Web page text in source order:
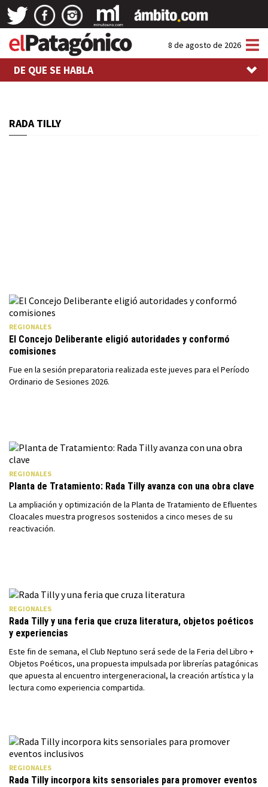
8 de agosto de 2026
DE QUE SE HABLA
RADA TILLY
REGIONALES
El Concejo Deliberante eligió autoridades y conformó
comisiones
Fue en la sesión preparatoria realizada este jueves para el Período
Ordinario de Sesiones 2026.
REGIONALES
Planta de Tratamiento: Rada Tilly avanza con una obra clave
La ampliación y optimización de la Planta de Tratamiento de Efluentes
Cloacales muestra progresos sostenidos a cinco meses de su
reactivación.
REGIONALES
Rada Tilly y una feria que cruza literatura, objetos poéticos
y experiencias
Este fin de semana, el Club Neptuno será sede de la Feria del Libro +
Objetos Poéticos, una propuesta impulsada por librerías patagónicas
que apuesta al encuentro intergeneracional, la creación artística y la
lectura como experiencia compartida.
REGIONALES
Rada Tilly incorpora kits sensoriales para promover eventos